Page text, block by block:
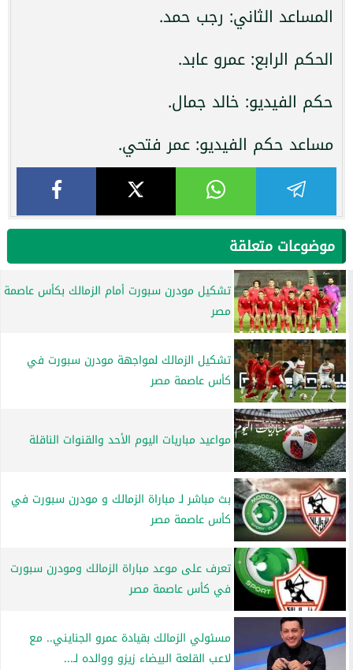
المساعد الثاني: رجب حمد.
الحكم الرابع: عمرو عابد.
حكم الفيديو: خالد جمال.
مساعد حكم الفيديو: عمر فتحي.
موضوعات متعلقة
تشكيل مودرن سبورت أمام الزمالك بكأس عاصمة
مصر
تشكيل الزمالك لمواجهة مودرن سبورت في
كأس عاصمة مصر
مواعيد مباريات اليوم الأحد والقنوات الناقلة
بث مباشر لـ مباراة الزمالك و مودرن سبورت في
كأس عاصمة مصر
تعرف على موعد مباراة الزمالك ومودرن سبورت
في كأس عاصمة مصر
مسئولي الزمالك بقيادة عمرو الجنايني.. مع
لاعب القلعة البيضاء زيزو ووالده لـ...